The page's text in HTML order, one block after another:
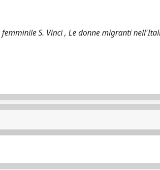
S. Vinci , Le donne migranti